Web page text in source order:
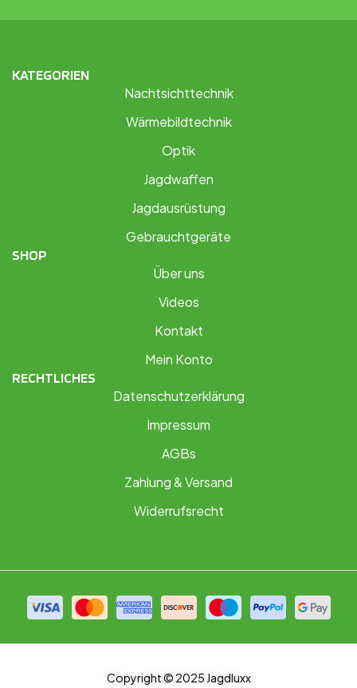
KATEGORIEN
Nachtsichttechnik
Wärmebildtechnik
Optik
Jagdwaffen
Jagdausrüstung
Gebrauchtgeräte
SHOP
Über uns
Videos
Kontakt
Mein Konto
RECHTLICHES
Datenschutzerklärung
Impressum
AGBs
Zahlung & Versand
Widerrufsrecht
Copyright © 2025 Jagdluxx